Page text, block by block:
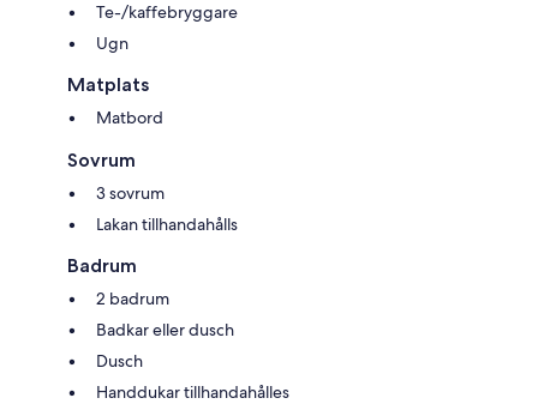
Te-/kaffebryggare
Ugn
Matplats
Matbord
Sovrum
3 sovrum
Lakan tillhandahålls
Badrum
2 badrum
Badkar eller dusch
Dusch
Handdukar tillhandahålles